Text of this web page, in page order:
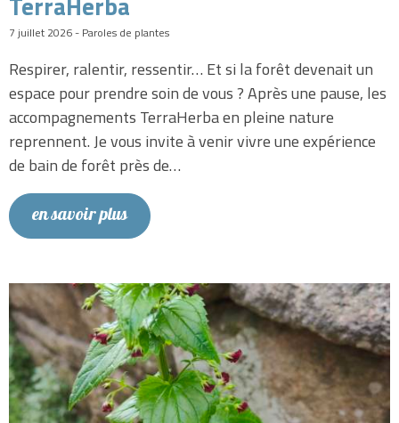
7 juillet 2026 - Paroles de plantes
Respirer, ralentir, ressentir… Et si la forêt devenait un
espace pour prendre soin de vous ? Après une pause, les
accompagnements TerraHerba en pleine nature
reprennent. Je vous invite à venir vivre une expérience
de bain de forêt près de…
en savoir plus